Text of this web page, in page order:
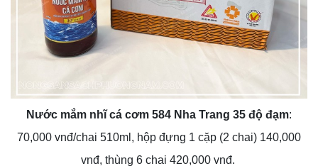
Nước mắm nhĩ cá cơm 584 Nha Trang 35 độ đạm:
70,000 vnđ/chai 510ml, hộp đựng 1 cặp (2 chai) 140,000
vnđ, thùng 6 chai 420,000 vnđ.